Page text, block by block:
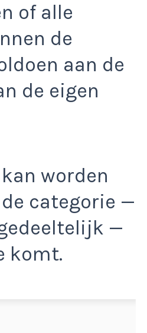
of alle
de
aan de
de eigen
worden
categorie —
—
komt.